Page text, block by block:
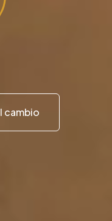
cambio